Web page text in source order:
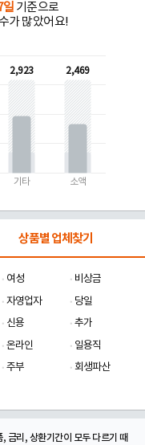
일 기준으로
가 많았어요!
2,923
기타
2,469
소액
상품별 업체찾기
여성
비상금
자영업자
당일
신용
추가
온라인
일용직
주부
회생파산
금리, 상환기간이 모두 다르기 때